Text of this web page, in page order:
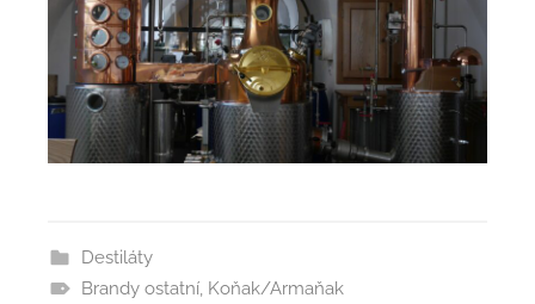
Destiláty
Brandy ostatní, Koňak/Armaňak